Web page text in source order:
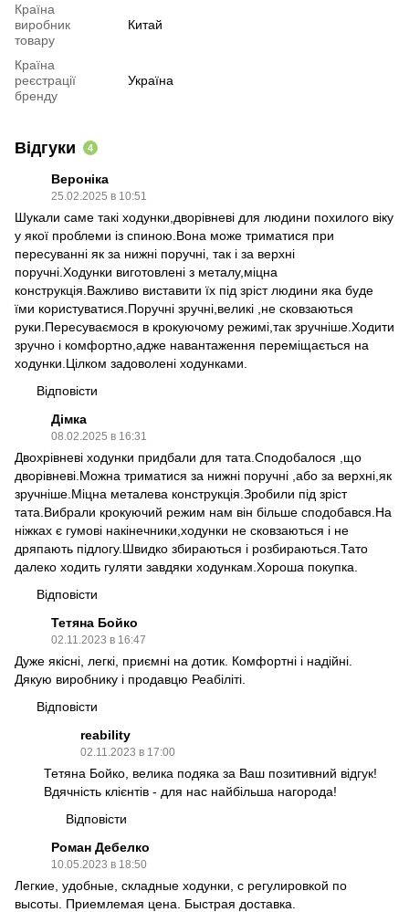
Країна
виробник
товару
Китай
Країна
реєстрації
бренду
Україна
Відгуки 4
Вероніка
25.02.2025 в 10:51
Шукали саме такі ходунки,дворівневі для людини похилого віку
у якої проблеми із спиною.Вона може триматися при
пересуванні як за нижні поручні, так і за верхні
поручні.Ходунки виготовлені з металу,міцна
конструкція.Важливо виставити їх під зріст людини яка буде
їми користуватися.Поручні зручні,великі ,не сковзаються
руки.Пересуваємося в крокуючому режимі,так зручніше.Ходити
зручно і комфортно,адже навантаження переміщається на
ходунки.Цілком задоволені ходунками.
Відповісти
Дімка
08.02.2025 в 16:31
Двохрівневі ходунки придбали для тата.Сподобалося ,що
дворівневі.Можна триматися за нижні поручні ,або за верхні,як
зручніше.Міцна металева конструкція.Зробили під зріст
тата.Вибрали крокуючий режим нам він більше сподобався.На
ніжках є гумові накінечники,ходунки не сковзаються і не
дряпають підлогу.Швидко збираються і розбираються.Тато
далеко ходить гуляти завдяки ходункам.Хороша покупка.
Відповісти
Тетяна Бойко
02.11.2023 в 16:47
Дуже якісні, легкі, приємні на дотик. Комфортні і надійні.
Дякую виробнику і продавцю Реабіліті.
Відповісти
reability
02.11.2023 в 17:00
Тетяна Бойко, велика подяка за Ваш позитивний відгук!
Вдячність клієнтів - для нас найбільша нагорода!
Відповісти
Роман Дебелко
10.05.2023 в 18:50
Легкие, удобные, складные ходунки, с регулировкой по
высоты. Приемлемая цена. Быстрая доставка.